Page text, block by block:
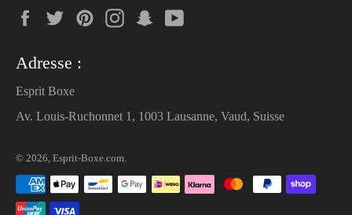
FacebookTwitterPinterestInstagramSnapchat
Adresse :
Esprit Boxe
Av. Louis-Ruchonnet 1, 1003 Lausanne, Vaud, Suisse
© 2026, Esprit-Boxe.com.
Payment
methods